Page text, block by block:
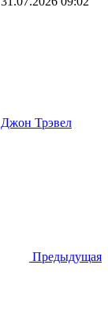
Джон Трэвел
Предыдущая